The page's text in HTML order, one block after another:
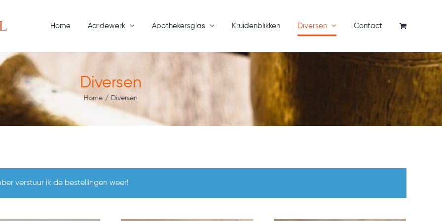
Home Aardewerk Apothekersglas Kruidenblikken Diversen Contact
Diversen
Home / Diversen
verstuur ik de bestellingen weer!